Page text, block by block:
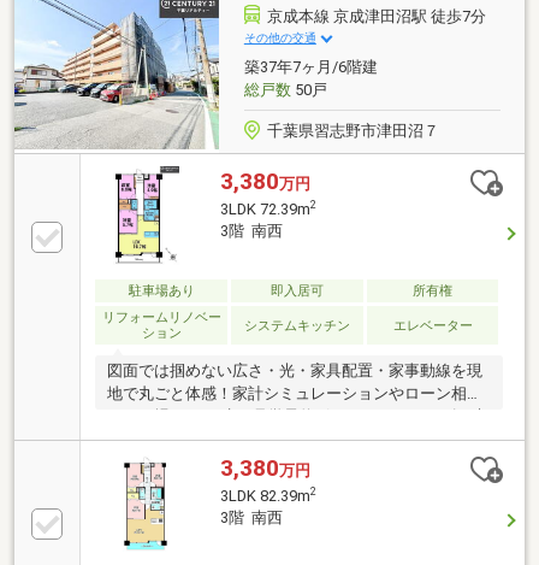
ー ◎食器洗浄乾燥機 ◎浄水器一体型水栓 ◎
浴室暖房乾燥機 ◎オートバス ◎ミストサウナ
◎車寄せのあるメインエントランス ◎西側にもサ
ブエントランス有り◎24時間セキュリティ ◎宅配
ボックス ◎24時間ゴミ出し可
京成本線 京成津田沼駅 徒歩7分
その他の交通
築37年7ヶ月/6階建
総戸数50戸
千葉県習志野市津田沼７
3,380万円
3LDK 72.39m2
3階 南西
駐車場あり 即入居可
所有権
リフォームリノベー
ション
システムキッチン エレベーター
図面では掴めない広さ・光・家具配置・家事動線を現
地で丸ごと体感！家計シミュレーションやローン相談
場予約～♪◆＊◇ 物件のおすすめポイント ◇＊
◆◇「津田沼小学校」徒歩約2分でお子様の通学に安
心◎◆京成電鉄本線「京成津田沼」駅 徒歩7分！◎
頭金0円全額ローン可能！ ※詳しくは担当者までお尋
ねください。◆千葉の家探し！いい物件を賢く探すコ
ツ。いい物件を賢く探すポイント。幸せなお住まいと
3,380万円
3LDK 82.39m2
3階 南西